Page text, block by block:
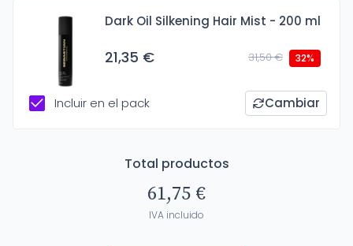
Dark Oil Silkening Hair Mist - 200 ml
21,35 € 31,50 € 32%
Incluir en el pack Cambiar
Total productos
61,75 €
IVA incluido